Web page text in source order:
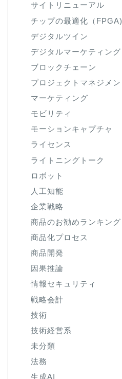
サイトリニューアル
チップの最適化（FPGA)
デジタルツイン
デジタルマーケティング
ブロックチェーン
プロジェクトマネジメン
マーケティング
モビリティ
モーションキャプチャ
ライセンス
ライトニングトーク
ロボット
人工知能
企業戦略
商品のお勧めランキング
商品化プロセス
商品開発
因果推論
情報セキュリティ
戦略会計
技術
技術経営系
未分類
法務
生成AI